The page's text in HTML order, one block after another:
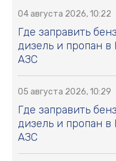
04 августа 2026, 10:22
Где заправить
дизель и пропан в
АЗС
05 августа 2026, 10:29
Где заправить
дизель и пропан в
АЗС